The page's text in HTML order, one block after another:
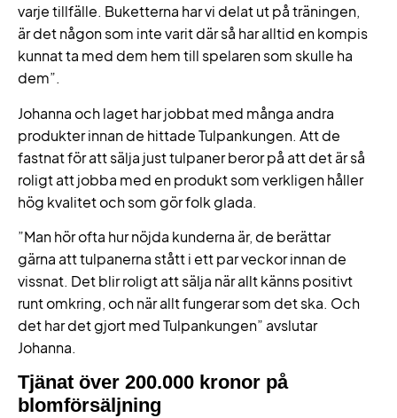
varje tillfälle. Buketterna har vi delat ut på träningen,
är det någon som inte varit där så har alltid en kompis
kunnat ta med dem hem till spelaren som skulle ha
dem”.
Johanna och laget har jobbat med många andra
produkter innan de hittade Tulpankungen. Att de
fastnat för att sälja just tulpaner beror på att det är så
roligt att jobba med en produkt som verkligen håller
hög kvalitet och som gör folk glada.
”Man hör ofta hur nöjda kunderna är, de berättar
gärna att tulpanerna stått i ett par veckor innan de
vissnat. Det blir roligt att sälja när allt känns positivt
runt omkring, och när allt fungerar som det ska. Och
det har det gjort med Tulpankungen” avslutar
Johanna.
Tjänat över 200.000 kronor på
blomförsäljning